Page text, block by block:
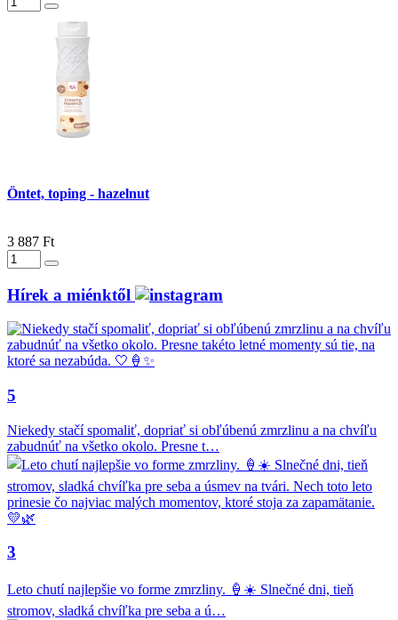
Öntet, toping - hazelnut
3 887 Ft
Hírek a miénktől
5
Niekedy stačí spomaliť, dopriať si obľúbenú zmrzlinu a na chvíľu
zabudnúť na všetko okolo. Presne t…
3
Leto chutí najlepšie vo forme zmrzliny. 🍦☀️ Slnečné dni, tieň
stromov, sladká chvíľka pre seba a ú…